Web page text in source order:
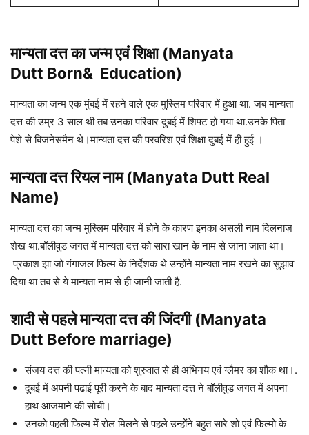
मान्यता दत्त का जन्म एवं शिक्षा (Manyata
Dutt Born& Education)
मान्यता का जन्म एक मुंबई में रहने वाले एक मुस्लिम परिवार में हुआ था. जब मान्यता
दत्त की उम्र 3 साल थी तब उनका परिवार दुबई में शिफ्ट हो गया था.उनके पिता
पेशे से बिजनेसमैन थे।मान्यता दत्त की परवरिश एवं शिक्षा दुबई में ही हुई ।
मान्यता दत्त रियल नाम (Manyata Dutt Real
Name)
मान्यता दत्त का जन्म मुस्लिम परिवार में होने के कारण इनका असली नाम दिलनाज़
शेख था.बॉलीवुड जगत में मान्यता दत्त को सारा खान के नाम से जाना जाता था।
प्रकाश झा जो गंगाजल फिल्म के निर्देशक थे उन्होंने मान्यता नाम रखने का सुझाव
दिया था तब से ये मान्यता नाम से ही जानी जाती है.
शादी से पहले मान्यता दत्त की जिंदगी (Manyata
Dutt Before marriage)
संजय दत्त की पत्नी मान्यता को शुरुवात से ही अभिनय एवं ग्लैमर का शौक था।.
दुबई में अपनी पढाई पूरी करने के बाद मान्यता दत्त ने बॉलीवुड जगत में अपना
हाथ आजमाने की सोची।
उनको पहली फिल्म में रोल मिलने से पहले उन्होंने बहुत सारे शो एवं फिल्मो के